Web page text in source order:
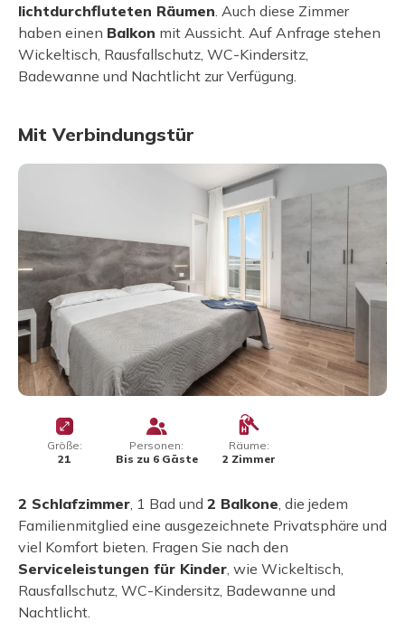
lichtdurchfluteten Räumen . Auch diese Zimmer
haben einen Balkon mit Aussicht. Auf Anfrage stehen
Wickeltisch, Rausfallschutz, WC-Kindersitz,
Badewanne und Nachtlicht zur Verfügung.
Mit Verbindungstür
Größe:
21
Personen:
Bis zu 6 Gäste
Räume:
2 Zimmer
2 Schlafzimmer, 1 Bad und 2 Balkone, die jedem
Familienmitglied eine ausgezeichnete Privatsphäre und
viel Komfort bieten. Fragen Sie nach den
Serviceleistungen für Kinder, wie Wickeltisch,
Rausfallschutz, WC-Kindersitz, Badewanne und
Nachtlicht.